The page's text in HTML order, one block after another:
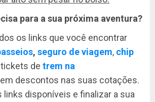
para a sua próxima aventura?
os links que você encontrar
, seguro de viagem, chip
tickets de trem na
descontos nas suas cotações.
links disponíveis e finalizar a sua